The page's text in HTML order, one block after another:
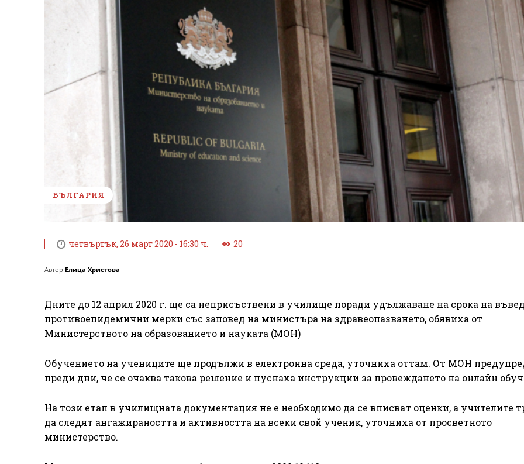
БЪЛГАРИЯ
четвъртък, 26 март 2020 - 16:30 ч. 20
Автор Елица Христова
Дните до 12 април 2020 г. ще са неприсъствени в училище поради удължаване на срока на
противоепидемични мерки със заповед на министъра на здравеопазването, обявиха от
Министерството на образованието и науката (МОН)
Обучението на учениците ще продължи в електронна среда, уточниха оттам. От МОН
преди дни, че се очаква такова решение и пуснаха инструкции за провеждането на онлайн
На този етап в училищната документация не е необходимо да се вписват оценки, а учителите
да следят ангажираността и активността на всеки свой ученик, уточниха от просветното
министерство.